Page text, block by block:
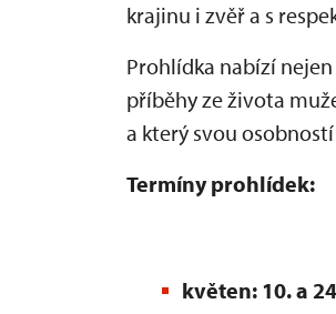
krajinu i zvěř a s
Prohlídka nabízí
příběhy ze života
a který svou
Termíny prohlídek:
květen: 10. a